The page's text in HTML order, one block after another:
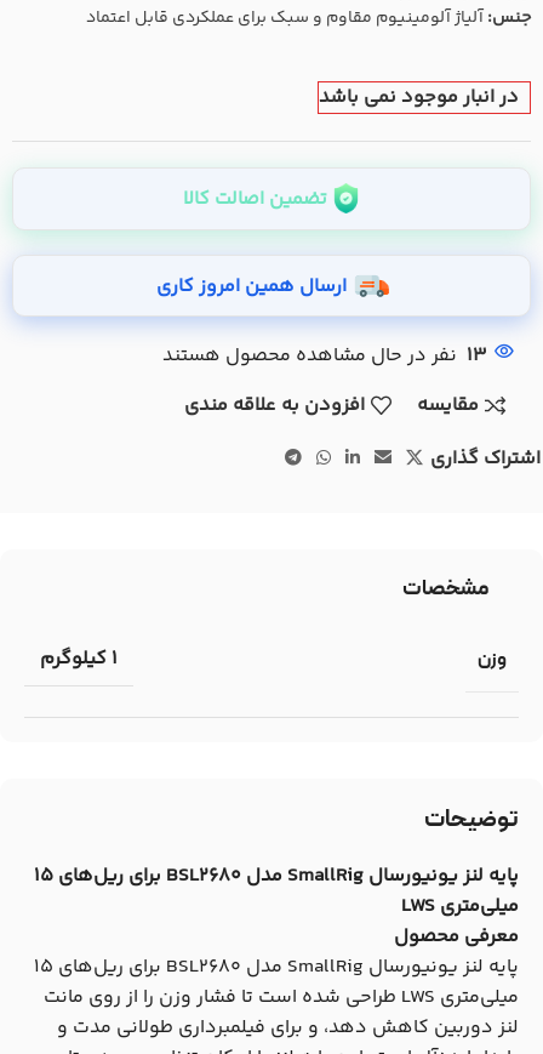
جنس:آلیاژ آلومینیوم مقاوم و سبک برای عملکردی قابل اعتماد
در انبار موجود نمی باشد
تضمین اصالت کالا
ارسال همین امروز کاری
13 نفر در حال مشاهده محصول هستند
مقایسه
افزودن به علاقه مندی
اشتراک گذاری
توضیحات
پایه لنز یونیورسال SmallRig مدل BSL2680 برای ریل‌های 15
میلی‌متری LWS
معرفی محصول
پایه لنز یونیورسال SmallRig مدل BSL2680 برای ریل‌های 15
میلی‌متری LWS طراحی شده است تا فشار وزن را از روی مانت
لنز دوربین کاهش دهد، و برای فیلمبرداری طولانی مدت و
مشخصات
وزن 1 کیلوگرم